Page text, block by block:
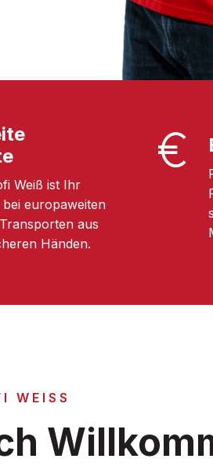
Weiß ist Ihr
europaweiten
aus
Händen.
WEISS